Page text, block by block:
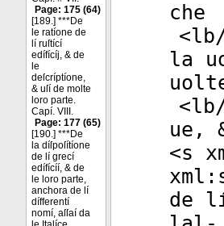
Page: 175 (64)
[189.] ***De
le ratíone de
lí ruſtící
edífícíj, & de
le
deſcríptíone,
& uſí de molte
loro parte.
Capí. VIII.
Page: 177 (65)
[190.] ***De
la díſpoſítíone
de lí grecí
edífícíí, & de
le loro parte,
anchora de lí
dífferentí
nomí, aſſaí da
che
<lb
la
<lb
ue,
<s
de